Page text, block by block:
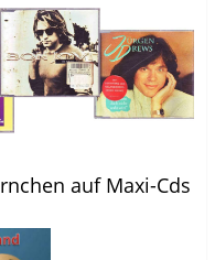
auf Maxi-Cds